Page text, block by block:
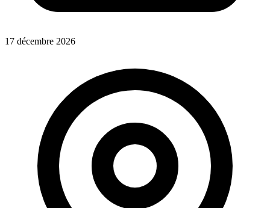
17 décembre 2026